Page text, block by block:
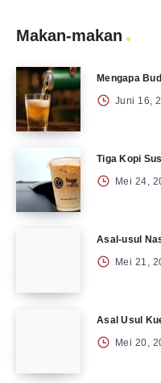
Makan-makan
Mengapa
Juni 16,
Tiga Kopi
Mei 24,
Asal-usul
Mei 21,
Asal Usul
Mei 20,